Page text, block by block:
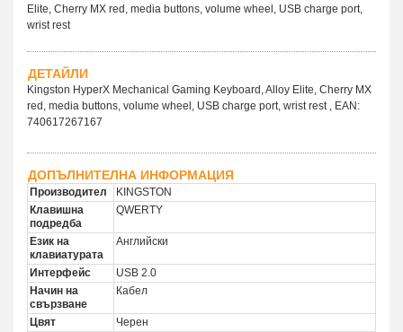
Elite, Cherry MX red, media buttons, volume wheel, USB charge port,
wrist rest
ДЕТАЙЛИ
Kingston HyperX Mechanical Gaming Keyboard, Alloy Elite, Cherry MX
red, media buttons, volume wheel, USB charge port, wrist rest , EAN:
740617267167
ДОПЪЛНИТЕЛНА ИНФОРМАЦИЯ
Производител
KINGSTON
Клавишна
подредба
QWERTY
Език на
клавиатурата
Английски
Интерфейс
USB 2.0
Начин на
свързване
Кабел
Цвят
Черен